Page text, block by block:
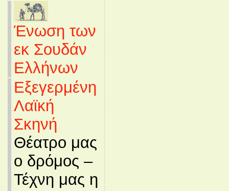
Ένωση των
εκ Σουδάν
Ελλήνων
Εξεγερμένη
Λαϊκή
Σκηνή
Θέατρο μας
ο δρόμος –
Τέχνη μας η